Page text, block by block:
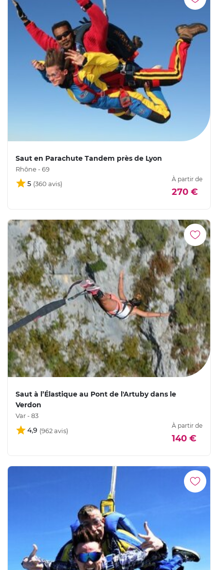
Saut en Parachute Tandem près de Lyon
Rhône - 69
5
À partir de
270 €
Saut à l’Élastique au Pont de l'Artuby dans le
Verdon
Var - 83
4,9
À partir de
140 €